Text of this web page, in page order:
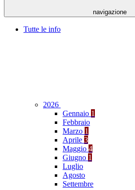
navigazione
Tutte le info
2026
Gennaio 1
Febbraio
Marzo 1
Aprile 3
Maggio 4
Giugno 1
Luglio
Agosto
Settembre